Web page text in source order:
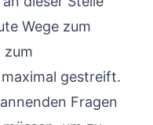
Wege zum
zum
gestreift.
Fragen